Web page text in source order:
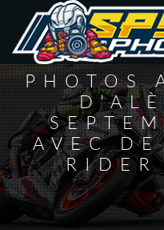
PHOTOS
AVEC
RIDER